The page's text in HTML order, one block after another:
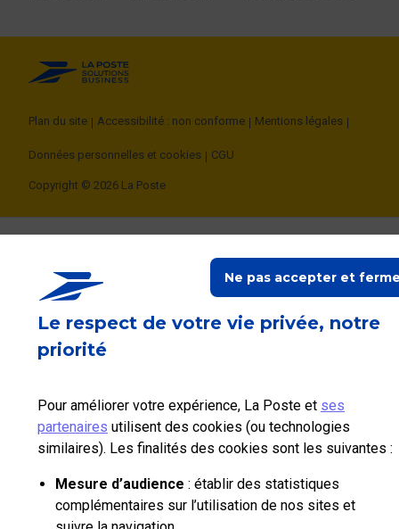
Le respect de votre vie privée, notre
priorité
Pour améliorer votre expérience, La Poste et ses
partenaires utilisent des cookies (ou technologies
similaires). Les finalités des cookies sont les suivantes :
Mesure d’audience : établir des statistiques
complémentaires sur l’utilisation de nos sites et
Ne pas accepter et
Plan du site Accessibilité : non conforme Mentions légales
Données personnelles et cookies CGU
Copyright © 2026 La Poste